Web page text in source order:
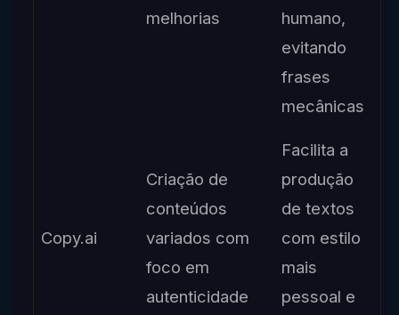
melhorias
humano,
evitando
frases
mecânicas
Copy.ai
Criação de
conteúdos
variados com
foco em
autenticidade
Facilita a
produção
de textos
com estilo
mais
pessoal e